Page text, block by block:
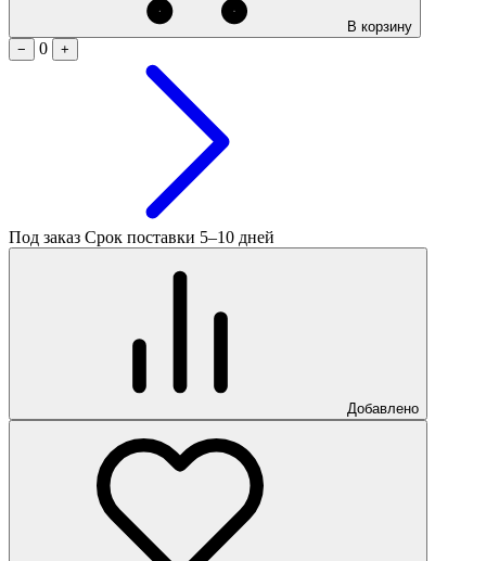
В корзину
−
0 +
Под заказ Срок поставки 5–10 дней
Добавлено